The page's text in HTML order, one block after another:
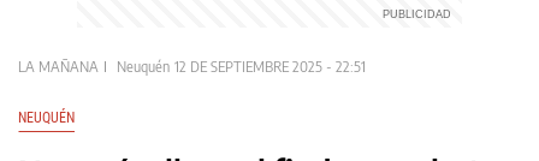
LA MAÑANA Neuquén 12 DE SEPTIEMBRE 2025 - 22:51
NEUQUÉN